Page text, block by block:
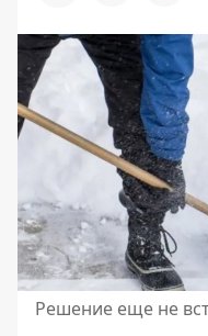
Решение еще не